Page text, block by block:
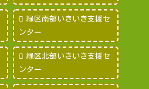
緑区南部いきいき支援セ
ンター
緑区北部いきいき支援セ
ンター